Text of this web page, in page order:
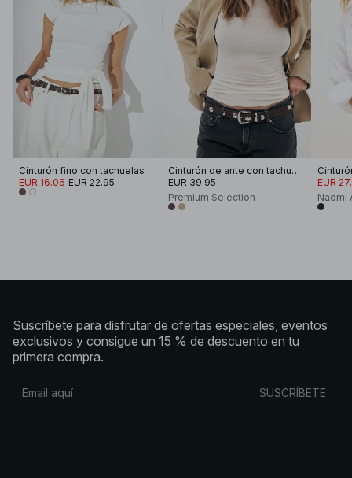
Cinturón fino con tachuelas
EUR 16.06 EUR 22.95
Cinturón de ante con tachuelas
EUR 39.95
Premium Selection
EUR
Naomi
Suscríbete para disfrutar de ofertas especiales, eventos
exclusivos y consigue un 15 % de descuento en tu
primera compra.
SUSCRÍBETE